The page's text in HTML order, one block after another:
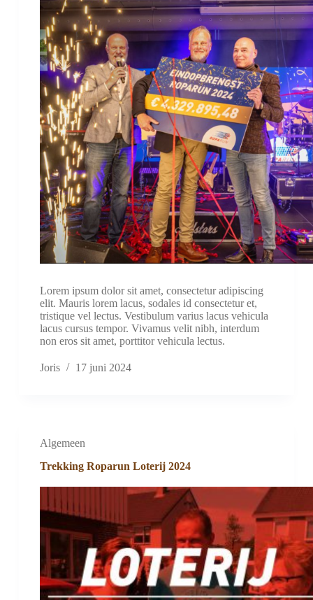
Lorem ipsum dolor sit amet, consectetur adipiscing
elit. Mauris lorem lacus, sodales id consectetur et,
tristique vel lectus. Vestibulum varius lacus vehicula
lacus cursus tempor. Vivamus velit nibh, interdum
non eros sit amet, porttitor vehicula lectus.
Joris 17 juni 2024
Algemeen
Trekking Roparun Loterij 2024